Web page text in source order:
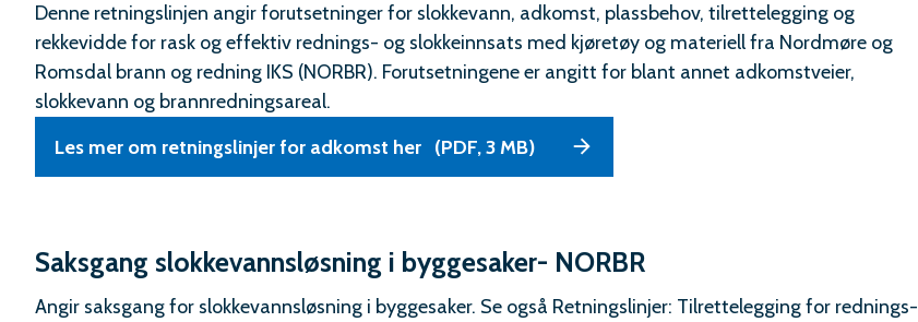
Denne retningslinjen angir forutsetninger for slokkevann, adkomst, plassbehov, tilrettelegging og
rekkevidde for rask og effektiv rednings- og slokkeinnsats med kjøretøy og materiell fra Nordmøre og
Romsdal brann og redning IKS (NORBR). Forutsetningene er angitt for blant annet adkomstveier,
slokkevann og brannredningsareal.
Les mer om retningslinjer for adkomst her (PDF, 3 MB)
Saksgang slokkevannsløsning i byggesaker- NORBR
Angir saksgang for slokkevannsløsning i byggesaker. Se også Retningslinjer: Tilrettelegging for rednings-